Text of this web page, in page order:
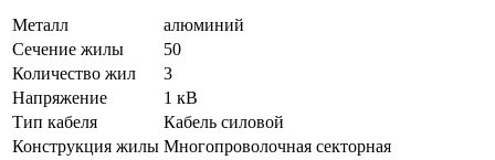
Металл
алюминий
Сечение жилы
50
Количество жил
3
Напряжение
1 кВ
Тип кабеля
Кабель силовой
Конструкция жилы Многопроволочная секторная